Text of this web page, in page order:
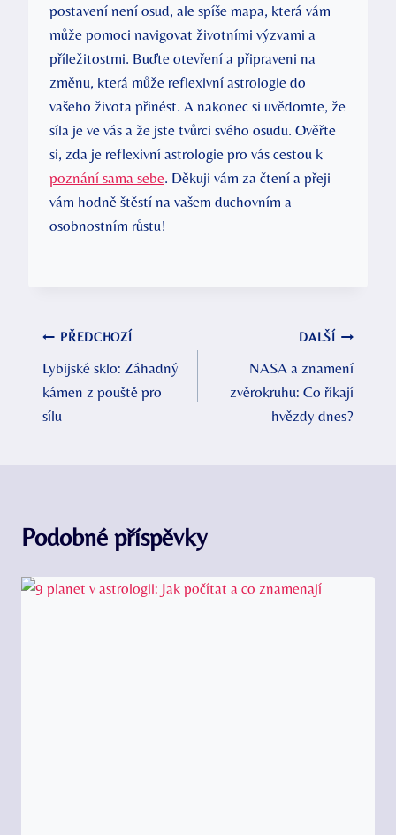
postavení⁤ není⁣ osud, ale spíše mapa, která vám
může pomoci navigovat životními ⁤výzvami a
⁤příležitostmi. Buďte ⁣otevření⁤ a‌ připraveni na
změnu, která ⁢může reflexivní astrologie do
vašeho života přinést.​ A nakonec si ⁣uvědomte, ⁤že
síla je ve vás a že jste tvůrci svého osudu. Ověřte
si, zda je reflexivní astrologie pro vás cestou k
poznání sama sebe. Děkuji vám ​za čtení a přeji
vám hodně štěstí na vašem ‍duchovním⁤ a
osobnostním růstu!
Navigace
pro
příspěvek
PŘEDCHOZÍ
Lybijské sklo: Záhadný
kámen z pouště pro
sílu
DALŠÍ
NASA a znamení
zvěrokruhu: Co říkají
hvězdy dnes?
Podobné příspěvky